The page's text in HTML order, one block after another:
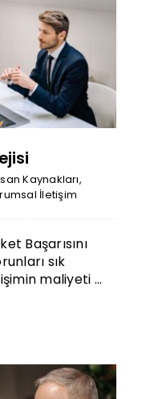
Kaynakları,
İletişim
Başarısını
sık
maliyeti ...